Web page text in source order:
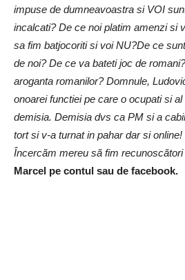
impuse de dumneavoastra si VOI
incalcati? De ce noi platim amenzi si
sa fim batjocoriti si voi NU?De ce
de noi? De ce va bateti joc de
aroganta romanilor? Domnule,
onoarei functiei pe care o ocupati si
demisia. Demisia dvs ca PM si a
tort si v-a turnat in pahar dar si
Încercăm mereu să fim recunoscători
Marcel pe contul sau de facebook.